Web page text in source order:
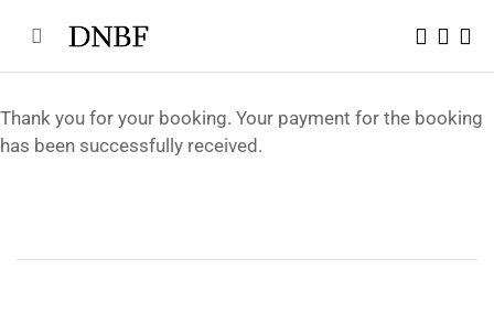
content
Thank you for your booking. Your payment for the booking
has been successfully received.